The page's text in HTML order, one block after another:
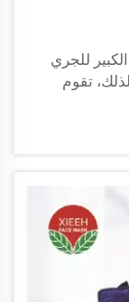
للجري
تقوم